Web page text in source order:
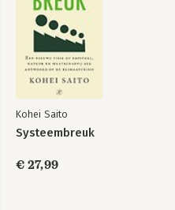
Practice
Kohei Saito
Systeembreuk
€ 27,99